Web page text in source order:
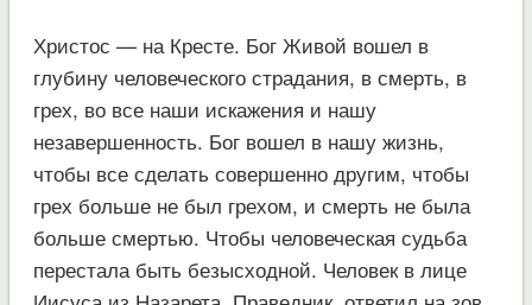
Христос — на Кресте. Бог Живой вошел в
глубину человеческого страдания, в смерть, в
грех, во все наши искажения и нашу
незавершенность. Бог вошел в нашу жизнь,
чтобы все сделать совершенно другим, чтобы
грех больше не был грехом, и смерть не была
больше смертью. Чтобы человеческая судьба
перестала быть безысходной. Человек в лице